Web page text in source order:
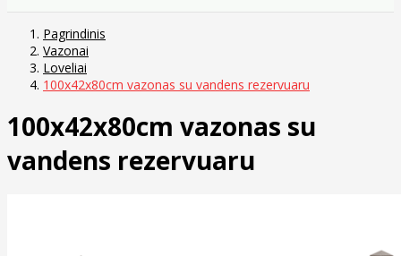
Pagrindinis
Vazonai
Loveliai
100x42x80cm vazonas su vandens rezervuaru
100x42x80cm vazonas su
vandens rezervuaru